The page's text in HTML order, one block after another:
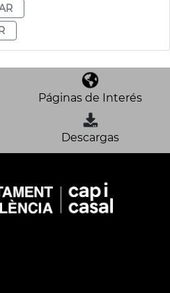
Páginas de Interés
Descargas